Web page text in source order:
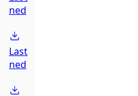
ned
Last
ned